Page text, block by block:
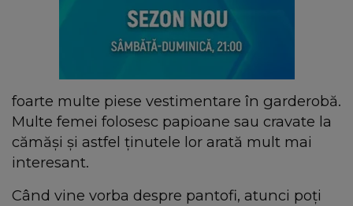
foarte multe piese vestimentare în garderobă.
Multe femei folosesc papioane sau cravate la
cămăși și astfel ținutele lor arată mult mai
interesant.
Când vine vorba despre pantofi, atunci poți